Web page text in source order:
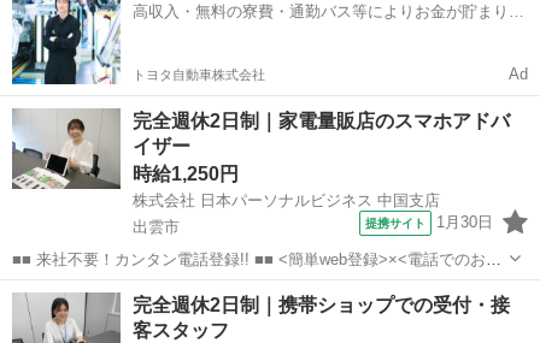
高収入・無料の寮費・通勤バス等によりお金が貯まりや
トヨタ自動車株式会社 Ad
完全週休2日制｜家電量販店のスマホアドバ
イザー
時給1,250円
株式会社 日本パーソナルビジネス 中国支店
出雲市
提携サイト 1月30日
■■ 来社不要！カンタン電話登録!! ■■ <簡単web登録>×<電話でのお仕
事紹介> で、来社なくお仕事探しが可能です♪ 基本情報を入力したら
電話で希望を伝えるだけでOK★ 営業、ラウンダー、事務のお仕事も
あります♪ ご希...
島根 出雲市 店長
完全週休2日制｜携帯ショップでの受付・接
客スタッフ